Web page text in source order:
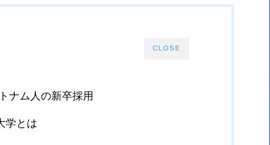
CLOSE
ナム人の新卒採用
学とは